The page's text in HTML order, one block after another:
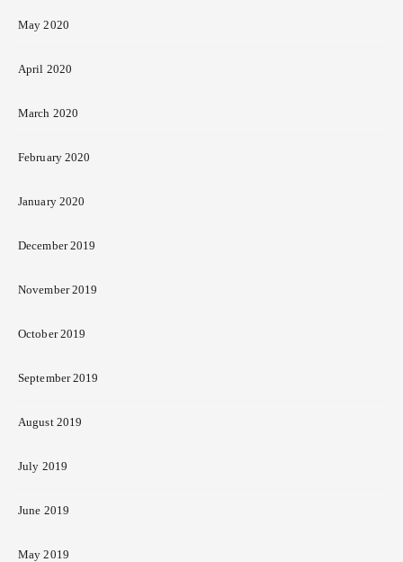
May 2020
April 2020
March 2020
February 2020
January 2020
December 2019
November 2019
October 2019
September 2019
August 2019
July 2019
June 2019
May 2019